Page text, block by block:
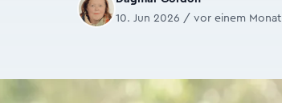
10. Jun 2026 / vor einem Monat